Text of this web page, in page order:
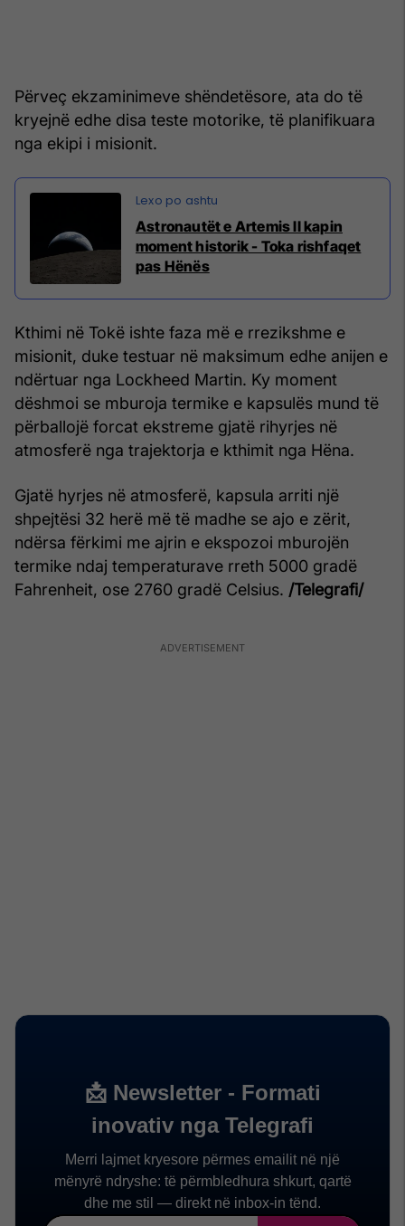
Përveç ekzaminimeve shëndetësore, ata do të
kryejnë edhe disa teste motorike, të planifikuara
nga ekipi i misionit.
Astronautët e Artemis II kapin
moment historik - Toka rishfaqet
pas Hënës
Kthimi në Tokë ishte faza më e rrezikshme e
misionit, duke testuar në maksimum edhe anijen e
ndërtuar nga Lockheed Martin. Ky moment
dëshmoi se mburoja termike e kapsulës mund të
përballojë forcat ekstreme gjatë rihyrjes në
atmosferë nga trajektorja e kthimit nga Hëna.
Gjatë hyrjes në atmosferë, kapsula arriti një
shpejtësi 32 herë më të madhe se ajo e zërit,
ndërsa fërkimi me ajrin e ekspozoi mburojën
termike ndaj temperaturave rreth 5000 gradë
Fahrenheit, ose 2760 gradë Celsius. /Telegrafi/